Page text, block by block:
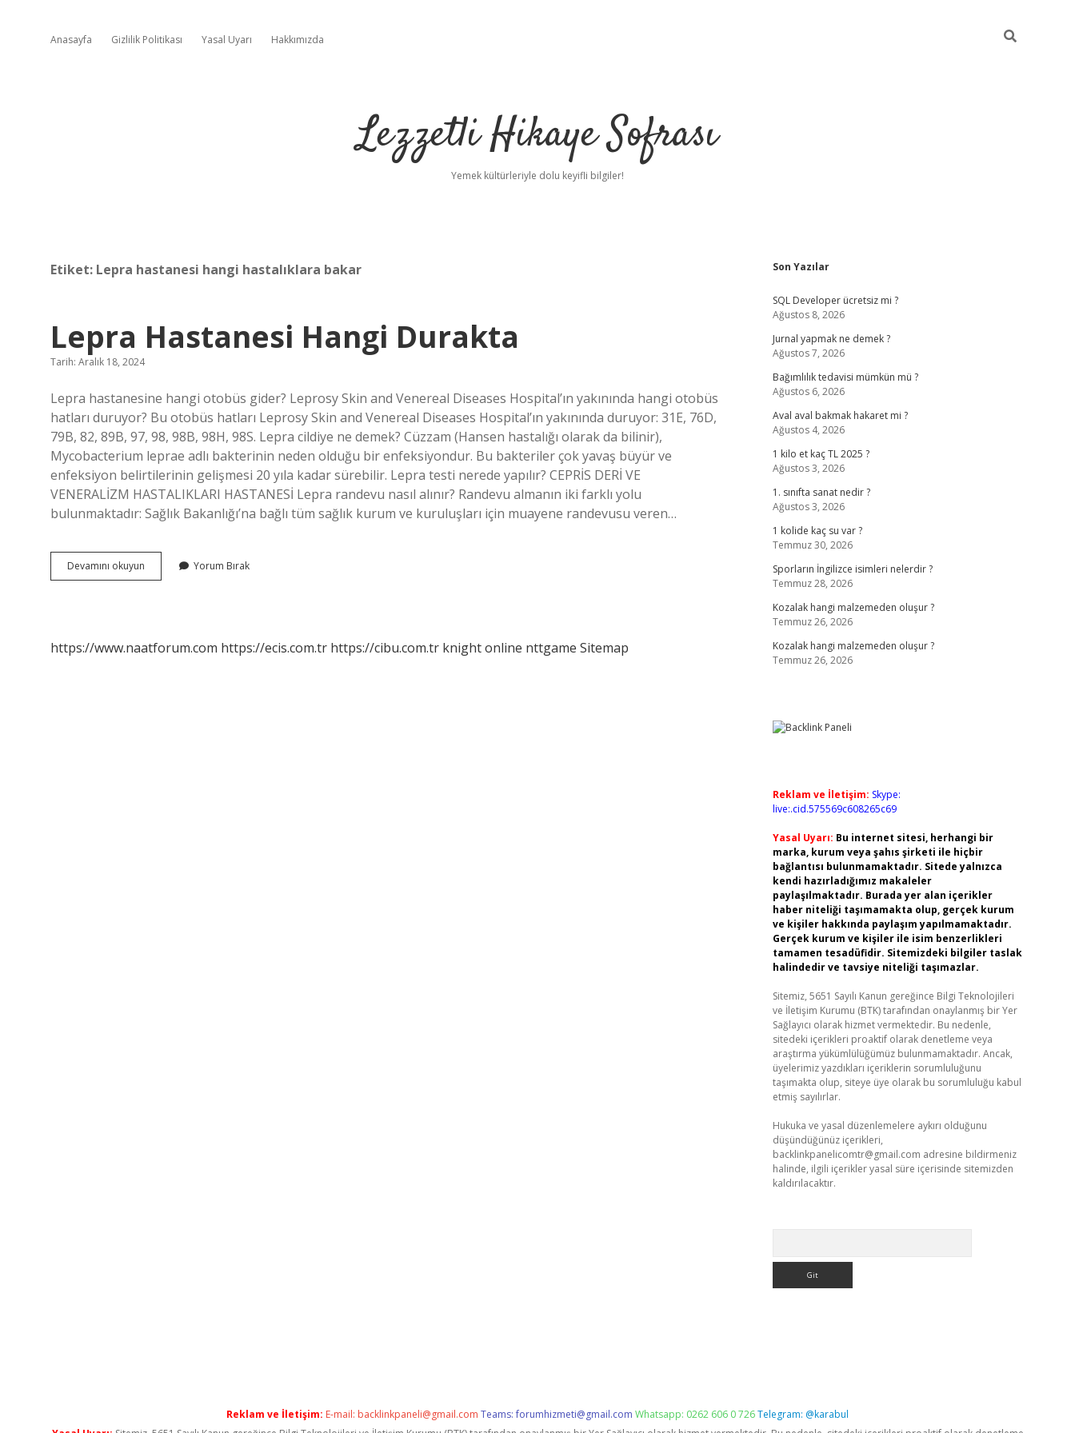
Anasayfa Gizlilik Politikası Yasal Uyarı Hakkımızda
Lezzetli Hikaye Sofrası
Yemek kültürleriyle dolu keyifli bilgiler!
Etiket: Lepra hastanesi hangi hastalıklara bakar
Lepra Hastanesi Hangi Durakta
Tarih: Aralık 18, 2024
Lepra hastanesine hangi otobüs gider? Leprosy Skin and Venereal Diseases Hospital’ın yakınında hangi otobüs
hatları duruyor? Bu otobüs hatları Leprosy Skin and Venereal Diseases Hospital’ın yakınında duruyor: 31E, 76D,
79B, 82, 89B, 97, 98, 98B, 98H, 98S. Lepra cildiye ne demek? Cüzzam (Hansen hastalığı olarak da bilinir),
Mycobacterium leprae adlı bakterinin neden olduğu bir enfeksiyondur. Bu bakteriler çok yavaş büyür ve
enfeksiyon belirtilerinin gelişmesi 20 yıla kadar sürebilir. Lepra testi nerede yapılır? CEPRİS DERİ VE
VENERALİZM HASTALIKLARI HASTANESİ Lepra randevu nasıl alınır? Randevu almanın iki farklı yolu
bulunmaktadır: Sağlık Bakanlığı’na bağlı tüm sağlık kurum ve kuruluşları için muayene randevusu veren…
Devamını okuyun
Hastanesi
Yorum Bırak
https://www.naatforum.com https://ecis.com.tr https://cibu.com.tr knight online nttgame Sitemap
Sidebar
Son Yazılar
SQL Developer ücretsiz mi ?
Ağustos 8, 2026
Jurnal yapmak ne demek ?
Ağustos 7, 2026
Bağımlılık tedavisi mümkün mü ?
Ağustos 6, 2026
Aval aval bakmak hakaret mi ?
Ağustos 4, 2026
1 kilo et kaç TL 2025 ?
Ağustos 3, 2026
1. sınıfta sanat nedir ?
Ağustos 3, 2026
1 kolide kaç su var ?
Temmuz 30, 2026
Sporların İngilizce isimleri nelerdir ?
Temmuz 28, 2026
Kozalak hangi malzemeden oluşur ?
Temmuz 26, 2026
Kozalak hangi malzemeden oluşur ?
Temmuz 26, 2026
Reklam ve İletişim: Skype:
live:.cid.575569c608265c69
Yasal Uyarı: Bu internet sitesi, herhangi bir
marka, kurum veya şahıs şirketi ile hiçbir
bağlantısı bulunmamaktadır. Sitede yalnızca
kendi hazırladığımız makaleler
paylaşılmaktadır. Burada yer alan içerikler
haber niteliği taşımamakta olup, gerçek kurum
ve kişiler hakkında paylaşım yapılmamaktadır.
Gerçek kurum ve kişiler ile isim benzerlikleri
tamamen tesadüfidir. Sitemizdeki bilgiler taslak
halindedir ve tavsiye niteliği taşımazlar.
Sitemiz, 5651 Sayılı Kanun gereğince Bilgi Teknolojileri
ve İletişim Kurumu (BTK) tarafından onaylanmış bir Yer
Sağlayıcı olarak hizmet vermektedir. Bu nedenle,
sitedeki içerikleri proaktif olarak denetleme veya
araştırma yükümlülüğümüz bulunmamaktadır. Ancak,
üyelerimiz yazdıkları içeriklerin sorumluluğunu
taşımakta olup, siteye üye olarak bu sorumluluğu kabul
etmiş sayılırlar.
Hukuka ve yasal düzenlemelere aykırı olduğunu
düşündüğünüz içerikleri,
backlinkpanelicomtr@gmail.com adresine bildirmeniz
halinde, ilgili içerikler yasal süre içerisinde sitemizden
kaldırılacaktır.
Reklam ve İletişim: E-mail: backlinkpaneli@gmail.com Teams:forumhizmeti@gmail.com Whatsapp: 0262 606 0 726Telegram: @karabul